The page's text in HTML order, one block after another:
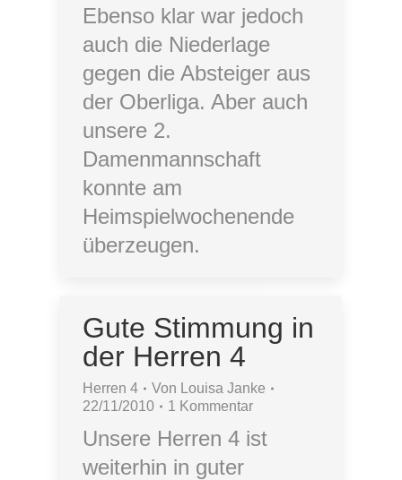
Ebenso klar war jedoch
auch die Niederlage
gegen die Absteiger aus
der Oberliga. Aber auch
unsere 2.
Damenmannschaft
konnte am
Heimspielwochenende
überzeugen.
Gute Stimmung in
der Herren 4
Herren 4 Von Louisa Janke
22/11/2010
1 Kommentar
Unsere Herren 4 ist
weiterhin in guter